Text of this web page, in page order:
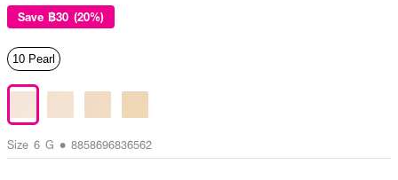
Save ฿30 (20%)
10 Pearl
Size 6 G • 8858696836562